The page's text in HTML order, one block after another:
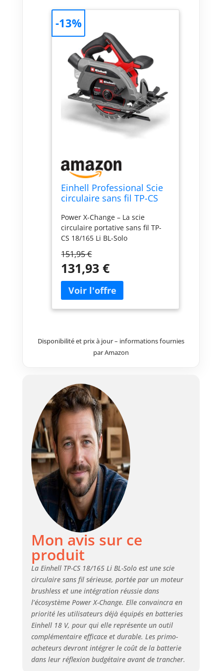
Einhell Professional Scie
circulaire sans fil TP-CS
Power X-Change – La scie
circulaire portative sans fil TP-
CS 18/165 Li BL-Solo
gamme Power X-Change dans
laquelle les batteries, chargeurs
et appareils sont combinables.
Brushless – Le puissant moteur
sans charbon à faible entretien
délivre une puissance maximale
prolongée.Moteur garanti 10
ans après enregistrement.
dotée de 24 dents, cette scie
circulaire portative sans fil peut
atteindre une profondeur de 59
mm à un angle de coupe de 90°.
Dispositifs auxiliaires – La butée
parallèle, le ligneur, la lampe
LED et la table en aluminium
permettent de réaliser des
opérations de sciage précises à
l’aide de la scie circulaire
portative. Manipulation – Dotée
de surfaces souples Softgrip, la
poignée ergonomique permet
une utilisation sûre et
confortable.Grâce à l’adaptateur
pour aspirateur, les travaux
sont effectués proprement.
Sécurité – Le démarrage
progressif et le frein moteur
protègent le moteur et
l’utilisateur, tandis que le
verrouillage bilatéral peut être
utilisé par les gauchers et les
droitiers. Batterie non incluse -
La scie circulaire portative sans
fil TP-CS 18/165 Li BL-Solo
Einhell est vendue sans batterie
Power X-Change ni chargeur.Ces
151,95 €
131,93 €
-13%
Disponibilité et prix à jour – informations fournies
par Amazon
Mon avis sur ce
produit
La Einhell TP-CS 18/165 Li BL-Solo est une scie
circulaire sans fil sérieuse, portée par un moteur
brushless et une intégration réussie dans
l’écosystème Power X-Change. Elle convaincra en
priorité les utilisateurs déjà équipés en batteries
Einhell 18 V, pour qui elle représente un outil
complémentaire efficace et durable. Les primo-
acheteurs devront intégrer le coût de la batterie
dans leur réflexion budgétaire avant de trancher.